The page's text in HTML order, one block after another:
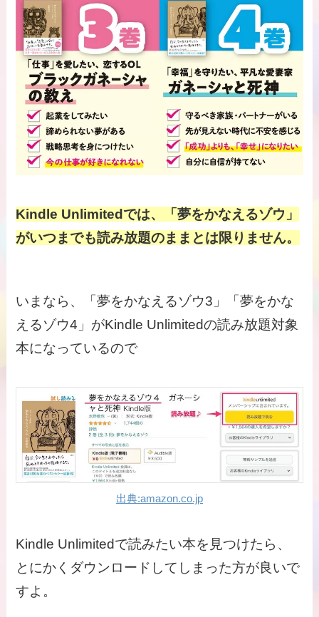
Kindle Unlimitedでは、「夢をかなえるゾウ」
がいつまでも読み放題のままとは限りません。
いまなら、「夢をかなえるゾウ3」「夢をかな
えるゾウ4」がKindle Unlimitedの読み放題対象
本になっているので
出典:amazon.co.jp
Kindle Unlimitedで読みたい本を見つけたら、
とにかくダウンロードしてしまった方が良いで
すよ。